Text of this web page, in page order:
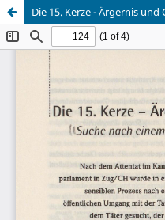
Die 15. Kerze - Ärgernis und